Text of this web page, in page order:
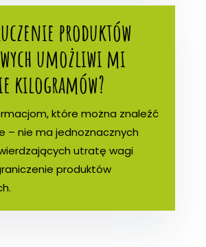
produktów
umożliwi mi
kilogramów?
które można znaleźć
– nie ma jednoznacznych
utratę wagi
produktów